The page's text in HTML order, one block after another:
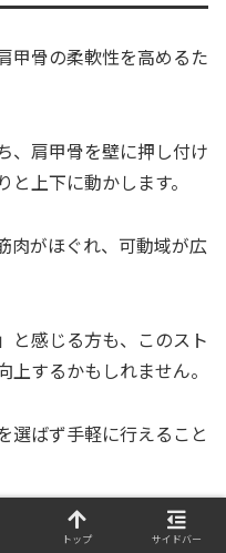
甲骨の柔軟性を高めるた
、肩甲骨を壁に押し付け
上下に動かします。
肉がほぐれ、可動域が広
と感じる方も、このスト
するかもしれません。
選ばず手軽に行えること
けで、特別な道具は必要
トップ サイドバー